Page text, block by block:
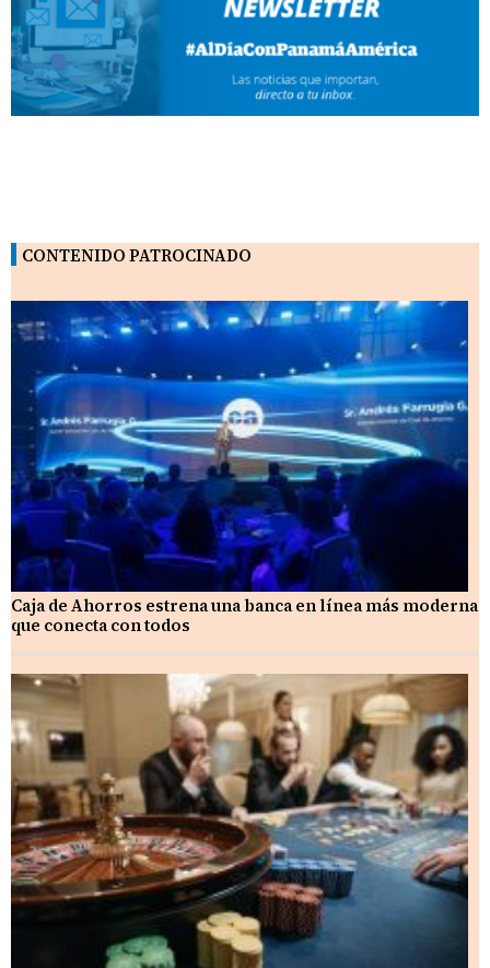
CONTENIDO PATROCINADO
Caja de Ahorros estrena una banca en línea más moderna
que conecta con todos